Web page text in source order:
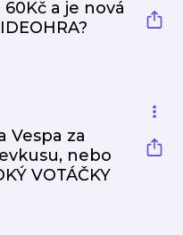
a je nová
Vespa za
nebo
VOTÁČKY